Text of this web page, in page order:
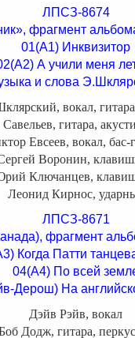
ЛПСЗ-8674
фрагмент
01(А1) Инквизитор
А учили меня
и слова
вокал,
гитара,
Евсеев, вокал, бас-
Воронин,
Ключанцев,
Леонид Кирнос,
ЛПСЗ-8671
фрагмент
Когда Патти
04(А4) По всей
Дерош) На
Дэйв Рэйв, вокал
Додж, гитара,